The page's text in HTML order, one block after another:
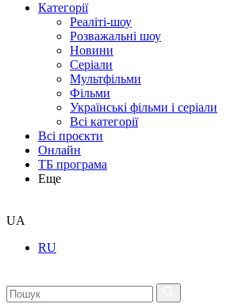
Категорії
Реаліті-шоу
Розважальні шоу
Новини
Серіали
Мультфільми
Фільми
Українські фільми і серіали
Всі категорії
Всі проєкти
Онлайн
ТБ програма
Еще
UA
RU